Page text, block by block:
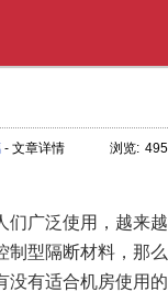
- 文章详情 浏览: 495
们广泛使用，越来越
制型隔断材料，那么
没有适合机房使用的